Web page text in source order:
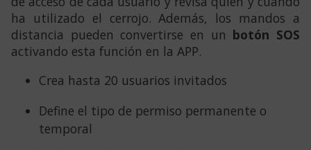
ha utilizado el cerrojo. Además, los mandos a
distancia pueden convertirse en un botón SOS
activando esta función en la APP.
Crea hasta 20 usuarios invitados
Define el tipo de permiso permanente o
temporal